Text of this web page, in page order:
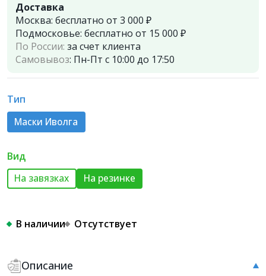
Доставка
Москва: бесплатно от 3 000 ₽
Подмосковье: бесплатно от 15 000 ₽
По России: за счет клиента
Самовывоз: Пн-Пт с 10:00 до 17:50
Тип
Маски Иволга
Вид
На завязках На резинке
В наличии Отсутствует
Описание